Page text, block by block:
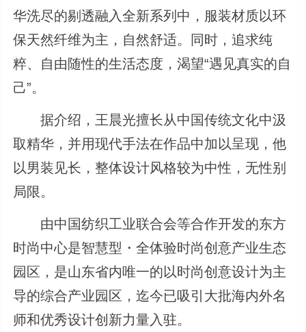
华洗尽的剔透融入全新系列中，服装材质以环
保天然纤维为主，自然舒适。同时，追求纯
粹、自由随性的生活态度，渴望“遇见真实的自
己”。
据介绍，王晨光擅长从中国传统文化中汲
取精华，并用现代手法在作品中加以呈现，他
以男装见长，整体设计风格较为中性，无性别
局限。
由中国纺织工业联合会等合作开发的东方
时尚中心是智慧型・全体验时尚创意产业生态
园区，是山东省内唯一的以时尚创意设计为主
导的综合产业园区，迄今已吸引大批海内外名
师和优秀设计创新力量入驻。